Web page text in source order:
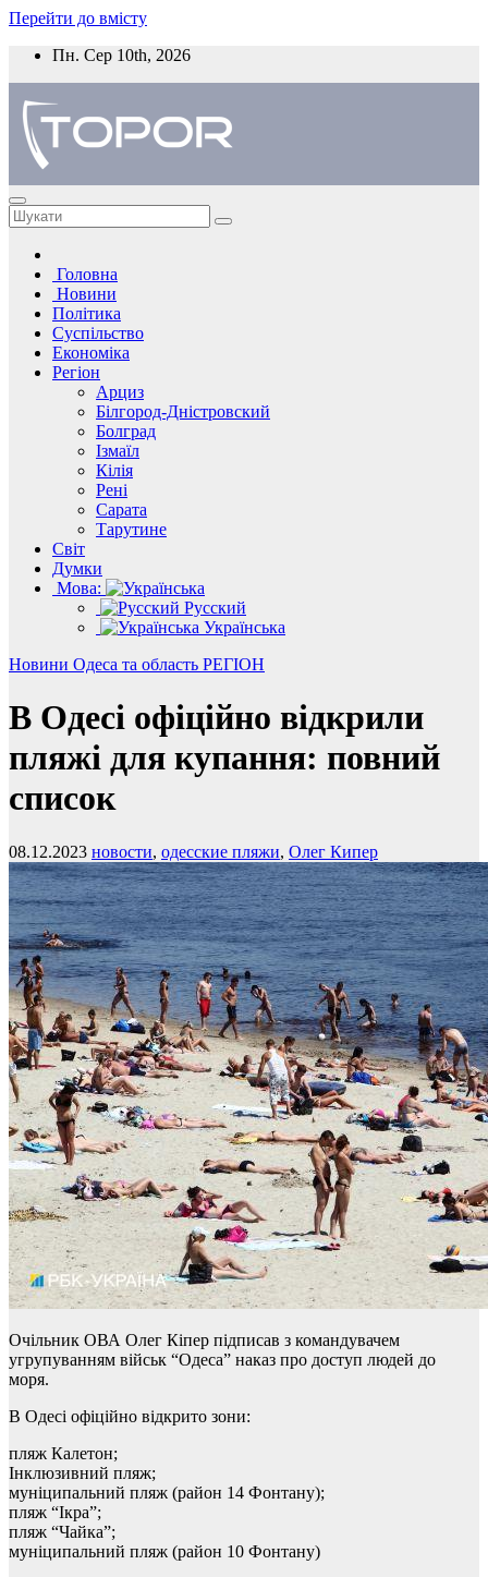
Перейти до вмісту
Пн. Сер 10th, 2026
Головна
Новини
Політика
Суспільство
Економіка
Регіон
Арциз
Білгород-Дністровский
Болград
Ізмаїл
Кілія
Рені
Сарата
Тарутине
Світ
Думки
Мова:
Русский
Українська
Новини Одеса та область РЕГІОН
В Одесі офіційно відкрили
пляжі для купання: повний
список
08.12.2023 новости, одесские пляжи, Олег Кипер
Очільник ОВА Олег Кіпер підписав з командувачем
угрупуванням військ “Одеса” наказ про доступ людей до
моря.
В Одесі офіційно відкрито зони:
пляж Калетон;
Інклюзивний пляж;
муніципальний пляж (район 14 Фонтану);
пляж “Ікра”;
пляж “Чайка”;
муніципальний пляж (район 10 Фонтану)